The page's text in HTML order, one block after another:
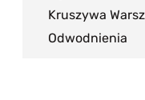
Kruszywa
Odwodnienia